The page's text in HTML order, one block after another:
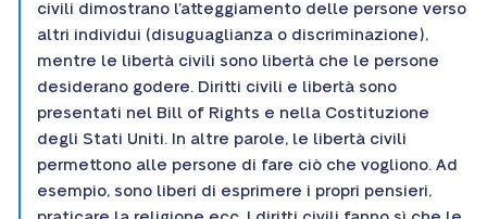
civili dimostrano l’atteggiamento delle persone verso
altri individui (disuguaglianza o discriminazione),
mentre le libertà civili sono libertà che le persone
desiderano godere. Diritti civili e libertà sono
presentati nel Bill of Rights e nella Costituzione
degli Stati Uniti. In altre parole, le libertà civili
permettono alle persone di fare ciò che vogliono. Ad
esempio, sono liberi di esprimere i propri pensieri,